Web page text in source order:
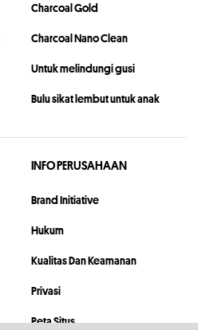
Charcoal Gold
Charcoal Nano Clean
Untuk melindungi gusi
Bulu sikat lembut untuk anak
INFO PERUSAHAAN
Brand Initiative
Hukum
Kualitas Dan Keamanan
Privasi
Peta Situs